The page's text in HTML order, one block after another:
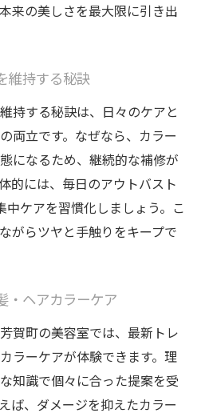
来の美しさを最大限に引き出
維持する秘訣
持する秘訣は、日々のケアと
両立です。なぜなら、カラー
になるため、継続的な補修が
的には、毎日のアウトバスト
中ケアを習慣化しましょう。こ
がらツヤと手触りをキープで
・ヘアカラーケア
賀町の美容室では、最新トレ
ラーケアが体験できます。理
知識で個々に合った提案を受
ば、ダメージを抑えたカラー